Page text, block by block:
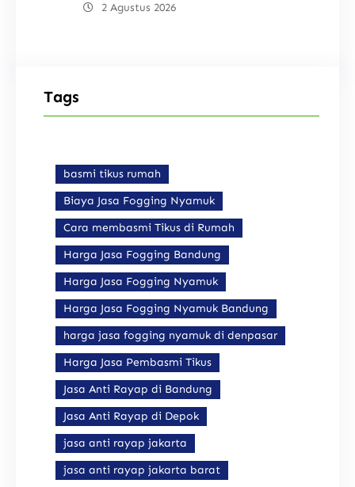
2 Agustus 2026
Tags
basmi tikus rumah
Biaya Jasa Fogging Nyamuk
Cara membasmi Tikus di Rumah
Harga Jasa Fogging Bandung
Harga Jasa Fogging Nyamuk
Harga Jasa Fogging Nyamuk Bandung
harga jasa fogging nyamuk di denpasar
Harga Jasa Pembasmi Tikus
Jasa Anti Rayap di Bandung
Jasa Anti Rayap di Depok
jasa anti rayap jakarta
jasa anti rayap jakarta barat